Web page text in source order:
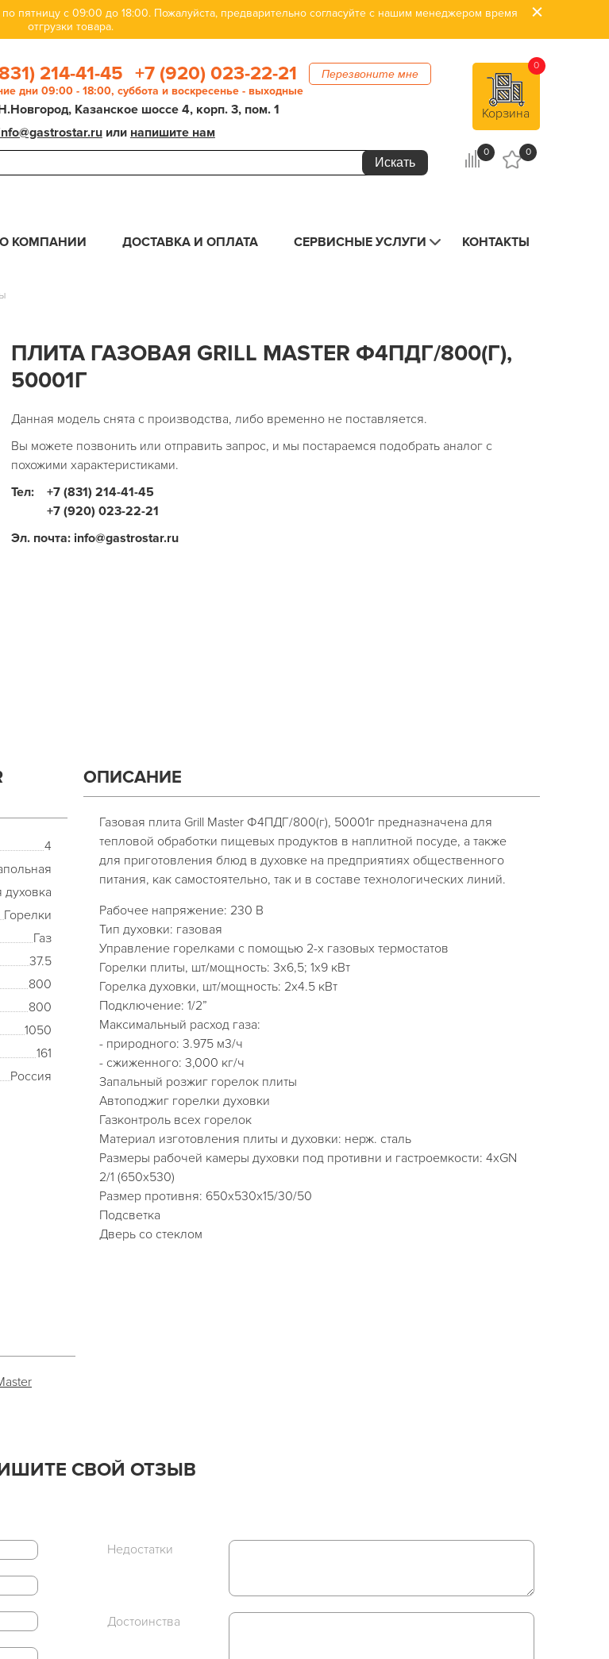
пятницу с 09:00 до 18:00. Пожалуйста, предварительно согласуйте с нашим менеджером время
отгрузки товара.
214-41-45 +7 (920) 023-22-21 Перезвоните мне
дни 09:00 - 18:00, суббота и воскресенье - выходные
Казанское шоссе 4, корп. 3, пом. 1
или напишите нам
Корзина
0
0 0
О КОМПАНИИ ДОСТАВКА И ОПЛАТА СЕРВИСНЫЕ УСЛУГИ КОНТАКТЫ
ПЛИТА ГАЗОВАЯ GRILL MASTER Ф4ПДГ/800(Г),
50001Г
Данная модель снята с производства, либо временно не поставляется.
Вы можете позвонить или отправить запрос, и мы постараемся подобрать аналог с
похожими характеристиками.
Тел:
+7 (831) 214-41-45
+7 (920) 023-22-21
Эл. почта: info@gastrostar.ru
4
духовка
Горелки
Газ
37.5
800
800
1050
161
Россия
ОПИСАНИЕ
Газовая плита Grill Master Ф4ПДГ/800(г), 50001г предназначена для
тепловой обработки пищевых продуктов в наплитной посуде, а также
для приготовления блюд в духовке на предприятиях общественного
питания, как самостоятельно, так и в составе технологических линий.
Рабочее напряжение: 230 В
Тип духовки: газовая
Управление горелками с помощью 2-х газовых термостатов
Горелки плиты, шт/мощность: 3х6,5; 1x9 кВт
Горелка духовки, шт/мощность: 2х4.5 кВт
Подключение: 1/2”
Максимальный расход газа:
- природного: 3.975 м3/ч
- сжиженного: 3,000 кг/ч
Запальный розжиг горелок плиты
Автоподжиг горелки духовки
Газконтроль всех горелок
Материал изготовления плиты и духовки: нерж. сталь
Размеры рабочей камеры духовки под противни и гастроемкости: 4хGN
2/1 (650х530)
Размер противня: 650х530х15/30/50
Подсветка
Дверь со стеклом
СВОЙ ОТЗЫВ
Недостатки
Достоинства